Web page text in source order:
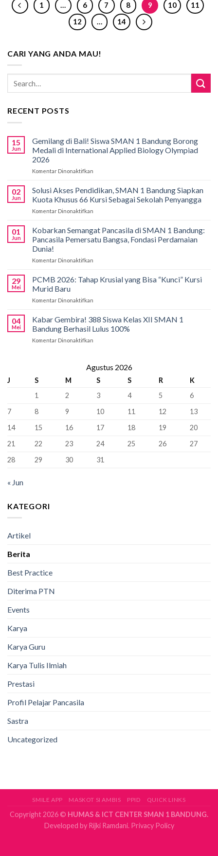
1 … 6 7 8 9 10
11
12
… 14
CARI YANG ANDA MAU!
RECENT POSTS
15
Jun
Gemilang di Bali! Siswa SMAN 1 Bandung Borong
Medali di International Applied Biology Olympiad
2026
Komentar Dinonaktifkan
di
Bali!
Siswa
Bandung
Borong
Biology
02
Jun
Solusi Akses Pendidikan, SMAN 1 Bandung Siapkan
Kuota Khusus 66 Kursi Sebagai Sekolah Penyangga
Komentar Dinonaktifkan
Akses
Pendidikan,
SMAN
Kuota
Khusus
Sekolah
Penyangga
01
Jun
Kobarkan Semangat Pancasila di SMAN 1 Bandung:
Pancasila Pemersatu Bangsa, Fondasi Perdamaian
Dunia!
Komentar Dinonaktifkan
Semangat
Pancasila
Bandung:
Pancasila
Dunia!
29
Mei
PCMB 2026: Tahap Krusial yang Bisa “Kunci” Kursi
Murid Baru
Komentar Dinonaktifkan
2026:
Tahap
Krusial
Kursi
Baru
04
Mei
Kabar Gembira! 388 Siswa Kelas XII SMAN 1
Bandung Berhasil Lulus 100%
Komentar Dinonaktifkan
388
Siswa
Kelas
SMAN
Bandung
Lulus
100%
Agustus 2026
J S M S S R
K
1
2 3 4 5
6
7
8 9 10 11 12
13
14
15 16 17 18 19
20
21
22 23 24 25 26
27
28
29 30 31
« Jun
KATEGORI
Artikel
Berita
Best Practice
Diterima PTN
Events
Karya
Karya Guru
Karya Tulis Ilmiah
Prestasi
Profil Pelajar Pancasila
Sastra
Uncategorized
SMILE APP MASKOT SI AMBIS PPID QUICK LINKS
Copyright 2026 © HUMAS & ICT CENTER SMAN 1 BANDUNG.
Developed byRijki Ramdani.Privacy Policy